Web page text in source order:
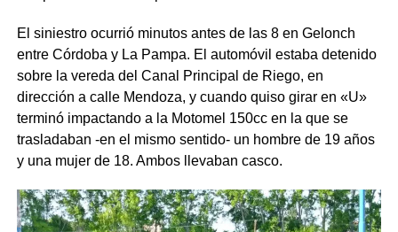
El siniestro ocurrió minutos antes de las 8 en Gelonch
entre Córdoba y La Pampa. El automóvil estaba detenido
sobre la vereda del Canal Principal de Riego, en
dirección a calle Mendoza, y cuando quiso girar en «U»
terminó impactando a la Motomel 150cc en la que se
trasladaban -en el mismo sentido- un hombre de 19 años
y una mujer de 18. Ambos llevaban casco.